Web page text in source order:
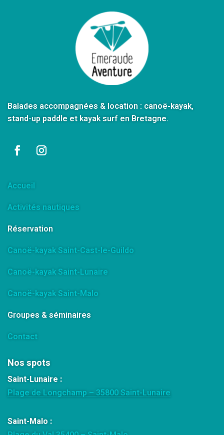
Balades accompagnées & location : canoë-kayak,
stand-up paddle et kayak surf en Bretagne.
Accueil
Activités nautiques
Réservation
Canoë-kayak Saint-Cast-le-Guildo
Canoë-kayak Saint-Lunaire
Canoë-kayak Saint-Malo
Groupes & séminaires
Contact
Nos spots
Saint-Lunaire :
Plage de Longchamp – 35800 Saint-Lunaire
Saint-Malo :